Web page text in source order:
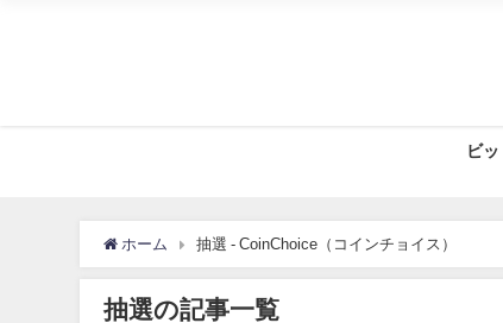
ビ
ホーム 抽選 - CoinChoice（コインチョイス）
抽選の記事一覧